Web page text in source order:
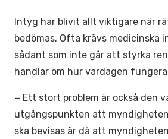
Intyg har blivit allt viktigare när
bedömas. Ofta krävs medicinska
sådant som inte går att styrka
handlar om hur vardagen
− Ett stort problem är också den
utgångspunkten att
ska bevisas är då att